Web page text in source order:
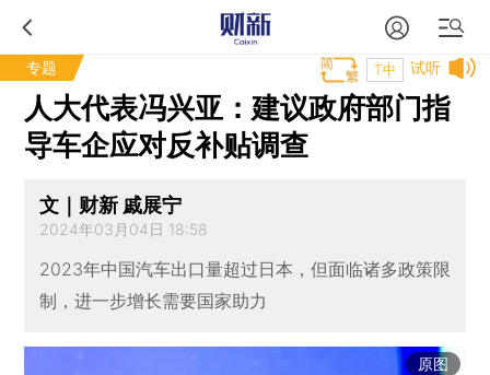
专题 试听
T中
人大代表冯兴亚：建议政府部门指
导车企应对反补贴调查
文｜财新 戚展宁
2024年03月04日 18:58
2023年中国汽车出口量超过日本，但面临诸多政策限
制，进一步增长需要国家助力
原图